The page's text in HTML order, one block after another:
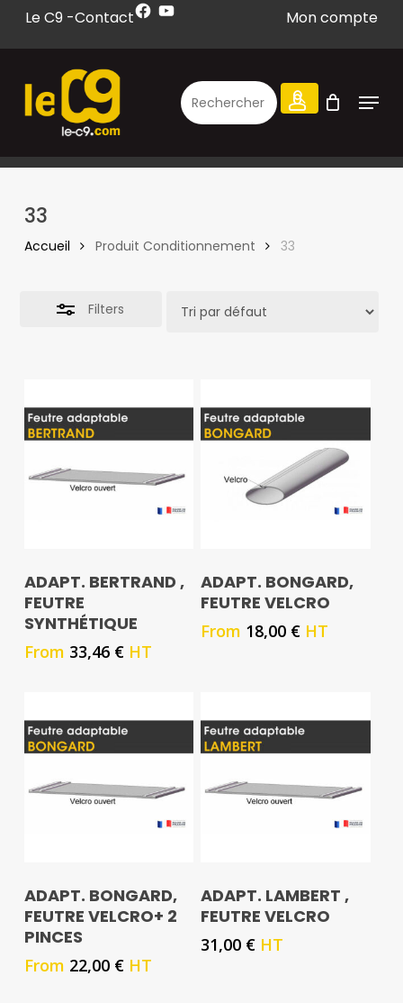
Skip
main
Le C9 -ContactFacebook
YouTube Mon compte
searchaccountMenu
CART
33
Accueil Produit Conditionnement 33
Filters
ADAPT. BERTRAND ,
FEUTRE
SYNTHÉTIQUE
From 33,46 € HT
ADAPT. BONGARD,
FEUTRE VELCRO
From 18,00 € HT
ADAPT. BONGARD,
FEUTRE VELCRO+ 2
PINCES
From 22,00 € HT
ADAPT. LAMBERT ,
FEUTRE VELCRO
31,00 € HT